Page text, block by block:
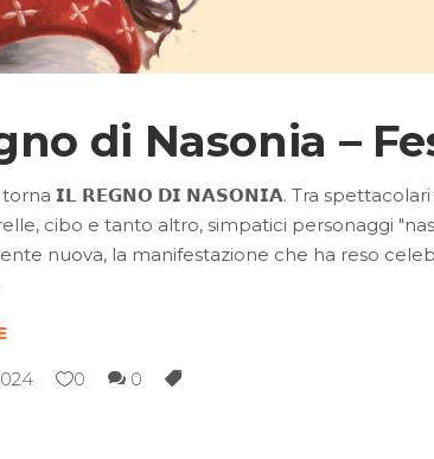
di Nasonia –
𝗜𝗟 𝗥𝗘𝗚𝗡𝗢 𝗗𝗜 𝗡𝗔𝗦𝗢𝗡𝗜𝗔. Tra spettacolari
cibo e tanto altro, simpatici personaggi
nuova, la manifestazione che ha reso
0 0